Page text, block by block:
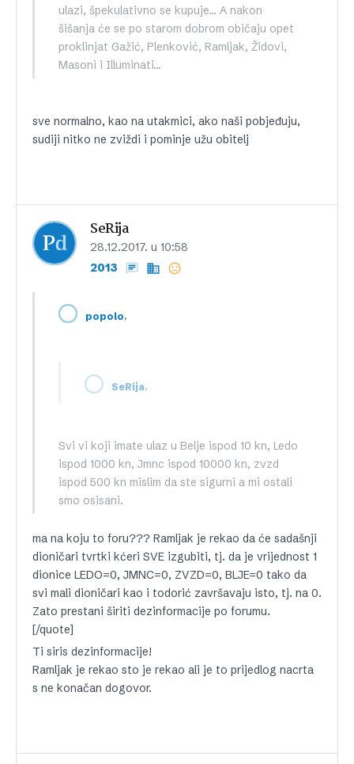
ulazi, špekulativno se kupuje… A nakon
šišanja će se po starom dobrom običaju opet
proklinjat Gažić, Plenković, Ramljak, Židovi,
Masoni i Illuminati…
sve normalno, kao na utakmici, ako naši pobjeđuju,
sudiji nitko ne zviždi i pominje užu obitelj
SeRija
28.12.2017. u 10:58
2013
popolo,
SeRija,
Svi vi koji imate ulaz u Belje ispod 10 kn, Ledo
ispod 1000 kn, Jmnc ispod 10000 kn, zvzd
ispod 500 kn mislim da ste sigurni a mi ostali
smo osisani.
ma na koju to foru??? Ramljak je rekao da će sadašnji
dioničari tvrtki kćeri SVE izgubiti, tj. da je vrijednost 1
dionice LEDO=0, JMNC=0, ZVZD=0, BLJE=0 tako da
svi mali dioničari kao i todorić završavaju isto, tj. na 0.
Zato prestani širiti dezinformacije po forumu.
[/quote]
Ti siris dezinformacije!
Ramljak je rekao sto je rekao ali je to prijedlog nacrta
s ne konačan dogovor.